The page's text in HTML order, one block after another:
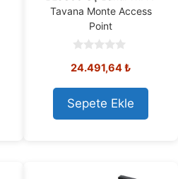
Tavana Monte Access
Point
o
t
o
f
5
24.491,64₺
Sepete Ekle